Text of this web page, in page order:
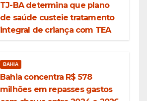
TJ-BA determina que plano
de saúde custeie tratamento
integral de criança com TEA
BAHIA
Bahia concentra R$ 578
milhões em repasses gastos